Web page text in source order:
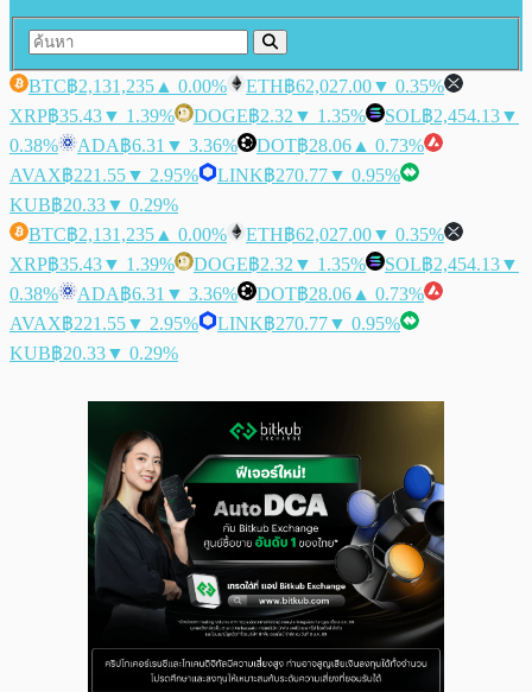
BTC฿2,131,235 ▲ 0.00% ETH฿62,027.00▼ 0.35%
XRP฿35.43▼ 1.39% DOGE฿2.32 ▼ 1.35% SOL฿2,454.13▼
0.38%
ADA฿6.31 ▼ 3.36% DOT฿28.06 ▲ 0.73%
AVAX฿221.55▼ 2.95% LINK฿270.77▼ 0.95%
KUB฿20.33▼ 0.29%
BTC฿2,131,235 ▲ 0.00% ETH฿62,027.00▼ 0.35%
XRP฿35.43▼ 1.39% DOGE฿2.32 ▼ 1.35% SOL฿2,454.13▼
0.38%
ADA฿6.31 ▼ 3.36% DOT฿28.06 ▲ 0.73%
AVAX฿221.55▼ 2.95% LINK฿270.77▼ 0.95%
KUB฿20.33▼ 0.29%